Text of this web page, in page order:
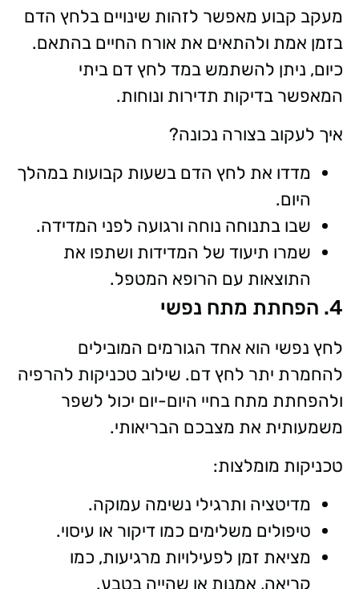
מעקב קבוע מאפשר לזהות שינויים בלחץ הדם
בזמן אמת ולהתאים את אורח החיים בהתאם.
כיום, ניתן להשתמש במד לחץ דם ביתי
המאפשר בדיקות תדירות ונוחות.
איך לעקוב בצורה נכונה?
מדדו את לחץ הדם בשעות קבועות במהלך
היום.
שבו בתנוחה נוחה ורגועה לפני המדידה.
שמרו תיעוד של המדידות ושתפו את
התוצאות עם הרופא המטפל.
4. הפחתת מתח נפשי
לחץ נפשי הוא אחד הגורמים המובילים
להחמרת יתר לחץ דם. שילוב טכניקות להרפיה
ולהפחתת מתח בחיי היום-יום יכול לשפר
משמעותית את מצבכם הבריאותי.
טכניקות מומלצות:
מדיטציה ותרגילי נשימה עמוקה.
טיפולים משלימים כמו דיקור או עיסוי.
מציאת זמן לפעילויות מרגיעות, כמו
קריאה, אמנות או שהייה בטבע.